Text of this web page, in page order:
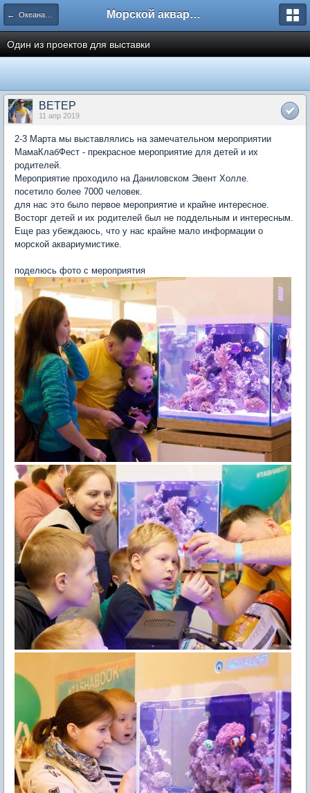
← Океанариумы, выставки, конференции, книги, интернет Морской аквариум. Форумы ReefCentral.ru
Один из проектов для выставки
BETEP
11 апр 2019
2-3 Марта мы выставлялись на замечательном мероприятии
МамаКлабФест - прекрасное мероприятие для детей и их
родителей.
Мероприятие проходило на Даниловском Эвент Холле.
посетило более 7000 человек.
для нас это было первое мероприятие и крайне интересное.
Восторг детей и их родителей был не поддельным и интересным.
Еще раз убеждаюсь, что у нас крайне мало информации о
морской аквариумистике.
поделюсь фото с мероприятия